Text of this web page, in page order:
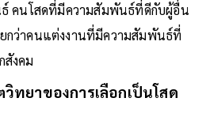
คนโสดที่มีความสัมพันธ์ที่ดีกับผู้อื่น
กว่าคนแต่งงานที่มีความสัมพันธ์ที่
สังคม
ทยาของการเลือกเป็นโสด